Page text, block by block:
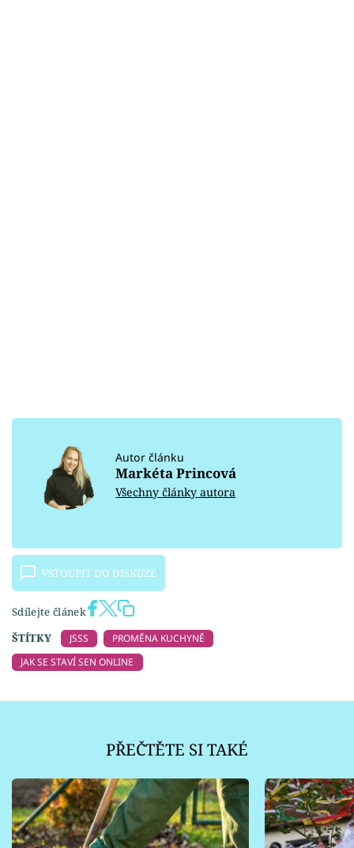
Autor článku
Markéta Princová
Všechny články autora
VSTOUPIT DO DISKUZE
Sdílejte článek
ŠTÍTKY
JSSS
PROMĚNA KUCHYNĚ
JAK SE STAVÍ SEN ONLINE
PŘEČTĚTE SI TAKÉ